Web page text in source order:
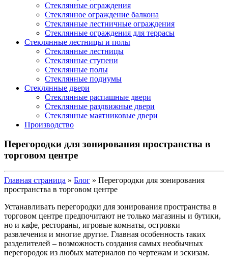
Стеклянные ограждения
Стеклянное ограждение балкона
Стеклянные лестничные ограждения
Стеклянные ограждения для террасы
Стеклянные лестницы и полы
Стеклянные лестницы
Стеклянные ступени
Стеклянные полы
Стеклянные подиумы
Стеклянные двери
Стеклянные распашные двери
Стеклянные раздвижные двери
Стеклянные маятниковые двери
Производство
Перегородки для зонирования пространства в
торговом центре
Главная страница » Блог » Перегородки для зонирования
пространства в торговом центре
Устанавливать перегородки для зонирования пространства в
торговом центре предпочитают не только магазины и бутики,
но и кафе, рестораны, игровые комнаты, островки
развлечения и многие другие. Главная особенность таких
разделителей – возможность создания самых необычных
перегородок из любых материалов по чертежам и эскизам.